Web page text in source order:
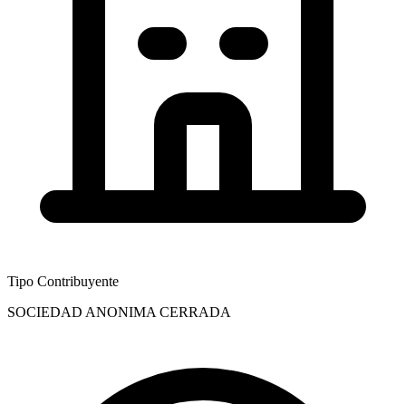
Tipo Contribuyente
SOCIEDAD ANONIMA CERRADA